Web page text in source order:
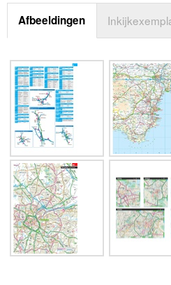
Afbeeldingen